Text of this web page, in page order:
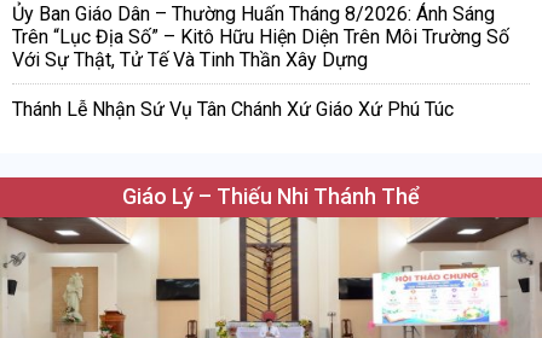
Ủy Ban Giáo Dân – Thường Huấn Tháng 8/2026: Ánh Sáng
Trên “Lục Địa Số” – Kitô Hữu Hiện Diện Trên Môi Trường Số
Với Sự Thật, Tử Tế Và Tinh Thần Xây Dựng
Thánh Lễ Nhận Sứ Vụ Tân Chánh Xứ Giáo Xứ Phú Túc
Giáo Lý – Thiếu Nhi Thánh Thể